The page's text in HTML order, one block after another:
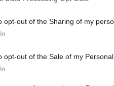
opt-out of the Sharing of my
opt-out of the Sale of my Personal
αξίας περιλαμβάνουν
σφάλματα που εμφανίζονται
να ξαναγεμίσουν τους
να δοκιμάσετε.